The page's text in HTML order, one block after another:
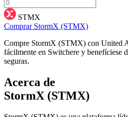
STMX
Comprar StormX (STMX)
Compre StormX (STMX) con United
fácilmente en Switchere y benefíciese
seguras.
Acerca de
StormX (STMX)